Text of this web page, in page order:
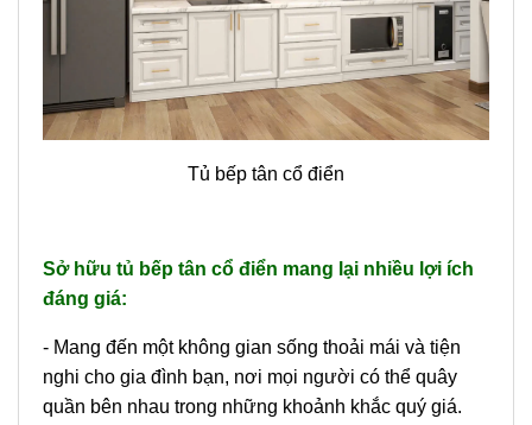
Tủ bếp tân cổ điển
Sở hữu tủ bếp tân cổ điển mang lại nhiều lợi ích
đáng giá:
- Mang đến một không gian sống thoải mái và tiện
nghi cho gia đình bạn, nơi mọi người có thể quây
quần bên nhau trong những khoảnh khắc quý giá.